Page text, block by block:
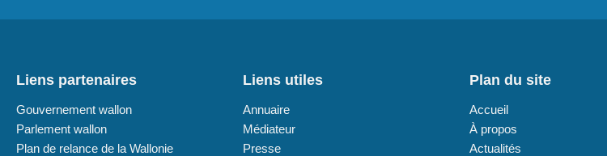
Liens partenaires
Gouvernement wallon
Parlement wallon
Plan de relance de la Wallonie
Liens utiles
Annuaire
Médiateur
Presse
Plan du site
Accueil
À propos
Actualités